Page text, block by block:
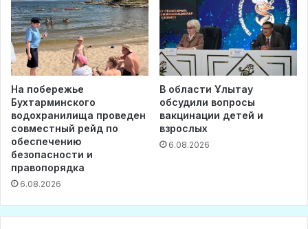
На побережье
Бухтарминского
водохранилища проведен
совместный рейд по
обеспечению
безопасности и
правопорядка
6.08.2026
В области Ұлытау
обсудили вопросы
вакцинации детей и
взрослых
6.08.2026